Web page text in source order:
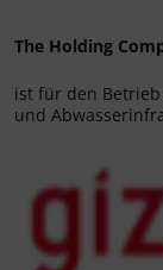
The Holding
ist für den
und